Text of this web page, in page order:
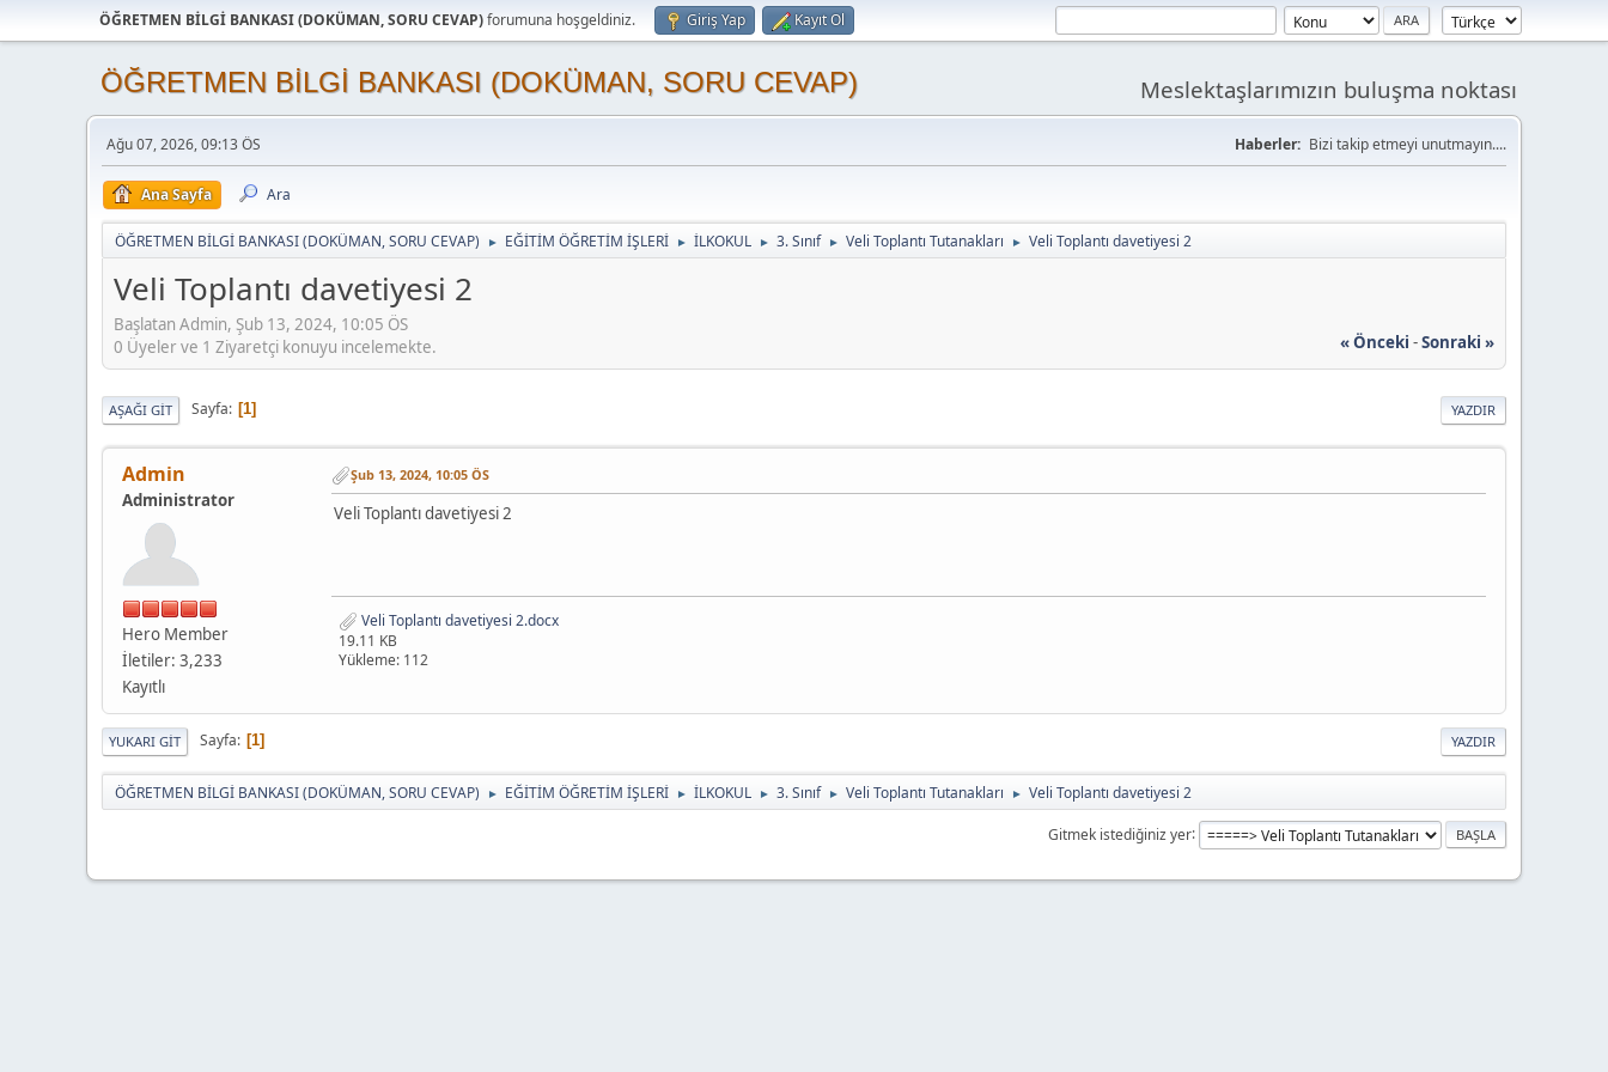
ÖĞRETMEN BİLGİ BANKASI (DOKÜMAN, SORU CEVAP)forumuna hoşgeldiniz. Giriş Yap Kayıt Ol
ÖĞRETMEN BİLGİ BANKASI (DOKÜMAN, SORU CEVAP) Meslektaşlarımızın buluşma noktası
Ağu 07, 2026, 09:13 ÖS Haberler: Bizi takip etmeyi unutmayın....
Ana Sayfa Ara
ÖĞRETMEN BİLGİ BANKASI (DOKÜMAN, SORU CEVAP) ► EĞİTİM ÖĞRETİM İŞLERİ ► İLKOKUL ► 3. Sınıf ► Veli Toplantı Tutanakları ► Veli Toplantı davetiyesi 2
Veli Toplantı davetiyesi 2
Başlatan Admin, Şub 13, 2024, 10:05 ÖS
« Önceki -Sonraki »
0 Üyeler ve 1 Ziyaretçi konuyu incelemekte.
YAZDIR
AŞAĞI GIT Sayfa 1
Admin
Administrator
Hero Member
İletiler: 3,233
Kayıtlı
Şub 13, 2024, 10:05 ÖS
Veli Toplantı davetiyesi 2
Veli Toplantı davetiyesi 2.docx
19.11 KB
Yükleme: 112
YAZDIR
YUKARI GIT Sayfa 1
ÖĞRETMEN BİLGİ BANKASI (DOKÜMAN, SORU CEVAP) ► EĞİTİM ÖĞRETİM İŞLERİ ► İLKOKUL ► 3. Sınıf ► Veli Toplantı Tutanakları ► Veli Toplantı davetiyesi 2
Gitmek istediğiniz yer